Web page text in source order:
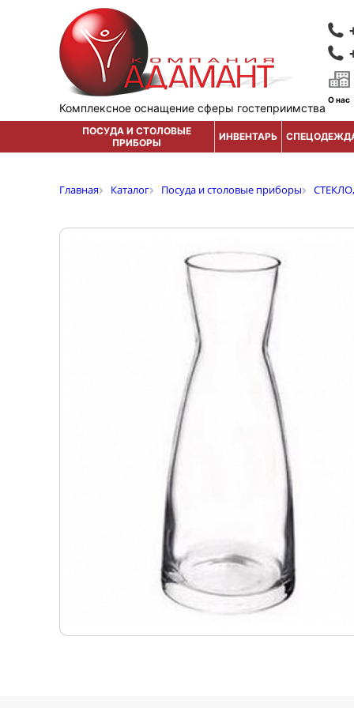
Комплексное оснащение сферы гостеприимства
О нас
ПОСУДА И СТОЛОВЫЕ
ПРИБОРЫ
ИНВЕНТАРЬ
Главная Каталог Посуда и столовые приборы